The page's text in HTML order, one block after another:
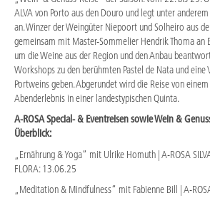
ALVA von Porto aus den Douro und legt unter
an. Winzer der Weingüter Niepoort und Solheiro aus
gemeinsam mit Master-Sommelier Hendrik Thoma an
um die Weine aus der Region und den Anbau
Workshops zu den berühmten Pastel de Nata und eine
Portweins geben. Abgerundet wird die Reise von
Abenderlebnis in einer landestypischen Quinta.
A-ROSA Special- & Eventreisen sowie Wein &
Überblick:
„Ernährung & Yoga“ mit Ulrike Homuth | A-ROSA
FLORA: 13.06.25
„Meditation & Mindfulness“ mit Fabienne Bill | A-